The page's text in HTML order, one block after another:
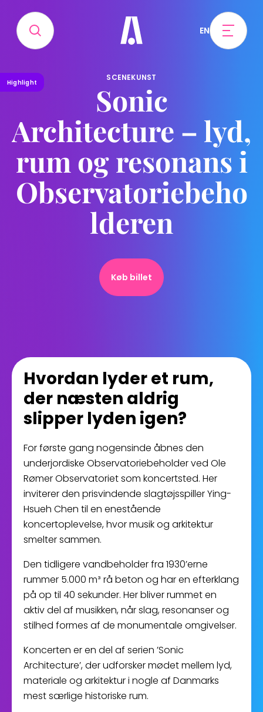
EN
SCENEKUNST
Sonic
Architecture – lyd,
rum og resonans i
Observatoriebeho
lderen
Køb billet
Highlight
Hvordan lyder et rum,
der næsten aldrig
slipper lyden igen?
For første gang nogensinde åbnes den
underjordiske Observatoriebeholder ved Ole
Rømer Observatoriet som koncertsted. Her
inviterer den prisvindende slagtøjsspiller Ying-
Hsueh Chen til en enestående
koncertoplevelse, hvor musik og arkitektur
smelter sammen.
Den tidligere vandbeholder fra 1930’erne
rummer 5.000 m³ rå beton og har en efterklang
på op til 40 sekunder. Her bliver rummet en
aktiv del af musikken, når slag, resonanser og
stilhed formes af de monumentale omgivelser.
Koncerten er en del af serien ’Sonic
Architecture’, der udforsker mødet mellem lyd,
materiale og arkitektur i nogle af Danmarks
mest særlige historiske rum.